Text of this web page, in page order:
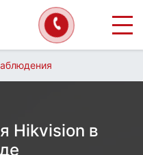
Hikvision в